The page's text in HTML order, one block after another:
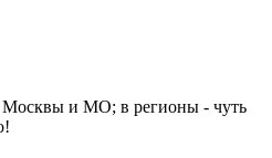
Москвы и МО; в регионы - чуть